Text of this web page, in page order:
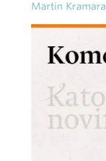
Martin Kramara